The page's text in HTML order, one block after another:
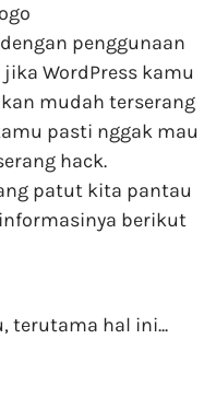
penggunaan
WordPress kamu
mudah terserang
pasti nggak mau
hack.
patut kita pantau
berikut
terutama hal ini...